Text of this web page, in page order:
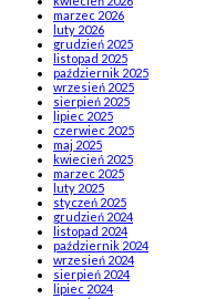
marzec 2026
luty 2026
grudzień 2025
listopad 2025
październik 2025
wrzesień 2025
sierpień 2025
lipiec 2025
czerwiec 2025
maj 2025
kwiecień 2025
marzec 2025
luty 2025
styczeń 2025
grudzień 2024
listopad 2024
październik 2024
wrzesień 2024
sierpień 2024
lipiec 2024